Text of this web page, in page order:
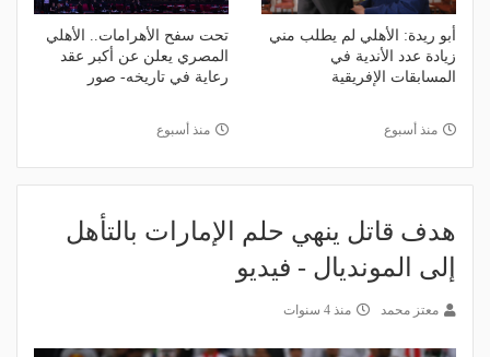
أبو ريدة: الأهلي لم يطلب مني
زيادة عدد الأندية في
المسابقات الإفريقية
منذ أسبوع
تحت سفح الأهرامات.. الأهلي
المصري يعلن عن أكبر عقد
رعاية في تاريخه- صور
منذ أسبوع
هدف قاتل ينهي حلم الإمارات بالتأهل
إلى المونديال - فيديو
معتز محمد منذ 4 سنوات